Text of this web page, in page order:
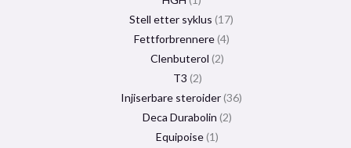
Stell etter syklus 17
Fettforbrennere 4
Clenbuterol 2
T3 2
Injiserbare steroider 36
Deca Durabolin 2
Equipoise 1